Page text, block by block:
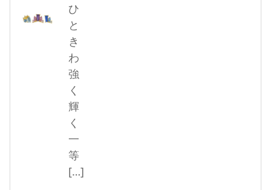
ひ
と
き
わ
強
く
輝
く
一
等
[…]